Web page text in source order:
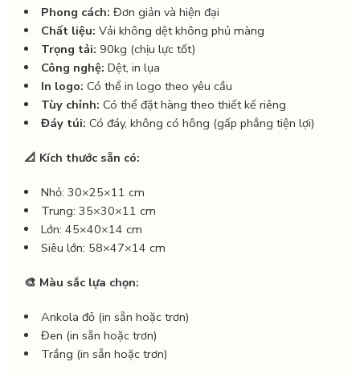
Phong cách: Đơn giản và hiện đại
Chất liệu: Vải không dệt không phủ màng
Trọng tải: 90kg (chịu lực tốt)
Công nghệ: Dệt, in lụa
In logo: Có thể in logo theo yêu cầu
Tùy chỉnh: Có thể đặt hàng theo thiết kế riêng
Đáy túi: Có đáy, không có hông (gấp phẳng tiện lợi)
📐 Kích thước sẵn có:
Nhỏ: 30×25×11 cm
Trung: 35×30×11 cm
Lớn: 45×40×14 cm
Siêu lớn: 58×47×14 cm
🎨 Màu sắc lựa chọn:
Ankola đỏ (in sẵn hoặc trơn)
Đen (in sẵn hoặc trơn)
Trắng (in sẵn hoặc trơn)